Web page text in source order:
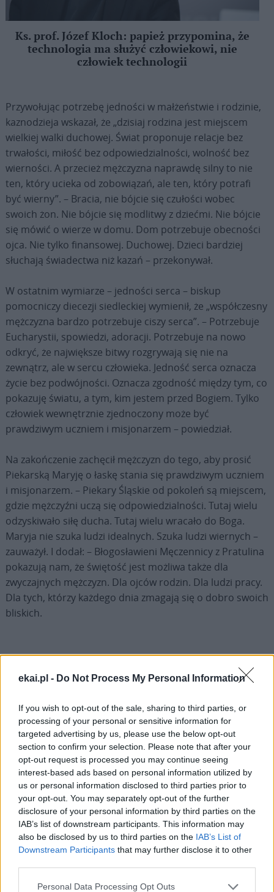
ekai.pl - Do Not Process My Personal Information
If you wish to opt-out of the sale, sharing to third parties, or
processing of your personal or sensitive information for
targeted advertising by us, please use the below opt-out
section to confirm your selection. Please note that after your
opt-out request is processed you may continue seeing
interest-based ads based on personal information utilized by
us or personal information disclosed to third parties prior to
your opt-out. You may separately opt-out of the further
disclosure of your personal information by third parties on the
IAB’s list of downstream participants. This information may
also be disclosed by us to third parties on the IAB’s List of
Downstream Participants that may further disclose it to other
Personal Data Processing Opt Outs
Ks. prof. Józef Kloch: papież przypomina, że
technologia ma służyć człowiekowi, nie
człowiek technologii
Przywołując potrzebę jedności w małżeństwie i rodzinie,
kaznodzieja wskazał, że „dzisiaj rodzina jest miejscem
wielkiej walki duchowej. Świat proponuje relacje bez
trwałości, miłość bez odpowiedzialności, wolność bez
wierności. A przecież mężczyzna naprawdę silny to nie
ten, który ucieka od zobowiązań, ale ten, który potrafi
być wierny”. – Bracia, nie bójcie się czułości wobec
swoich żon. Nie bójcie się modlitwy z dziećmi. Nie bójcie
się mówić o wierze w domu. Dom potrzebuje obecności
ojca. Nie tylko finansowej. Duchowej. Dzieci bardziej
słuchają świadectwa niż kazań – przekonywał.
W ostatnim wymiarze – jedności serca – biskup
pomocniczy diecezji siedleckiej wymienił, że „współczesny
mężczyzna bardzo potrzebuje ciszy serca”. – Potrzebuje
Eucharystii, spowiedzi, adoracji. Potrzebuje na nowo
odkryć, że największe bitwy rozgrywają się nie na
zewnątrz, ale w sercu człowieka. Jedność serca oznacza
życie bez podwójności. Oznacza zgodność między tym, co
pokazuję światu, a tym, kim jestem przed Bogiem. Tylko
człowiek wewnętrznie zjednoczony może być
prawdziwym uczniem i misjonarzem – powiedział.
Na zakończenie zachęcił mężczyzn do tego, aby prosić
Piekarską Maryję o łaskę stania się prawdziwym uczniem
i misjonarzem. – Piekary Śląskie od pokoleń są miejscem,
gdzie mężczyźni uczą się odpowiedzialności. Tutaj wielu
odzyskiwało siłę ducha. Tutaj wielu wracało do Boga.
Maryja nie szuka ludzi idealnych. Szuka ludzi wiernych –
zauważył. I dodał: – Błogosławieni Męczennicy z Pratulina
pokazują nam, że świętość jest możliwa także dla
zwyczajnych mężczyzn. Dla ojców rodzin. Dla ludzi pracy.
Dla tych, którzy każdego dnia zmagają się o dobro swoich
bliskich.
cieszymy się, że odwiedzasz nasz portal. Jesteśmy
tu dla Ciebie!
Każdego dnia publikujemy najważniejsze
informacje z życia Kościoła w Polsce i na świecie.
Jednak bez Twojej pomocy sprostanie temu
zadaniu będzie coraz trudniejsze.
Dlatego prosimy Cię o wsparcie portalu eKAI.pl za
pośrednictwem serwisu Patronite.
Dzięki Tobie będziemy mogli realizować naszą
misję. Więcej informacji znajdziesz